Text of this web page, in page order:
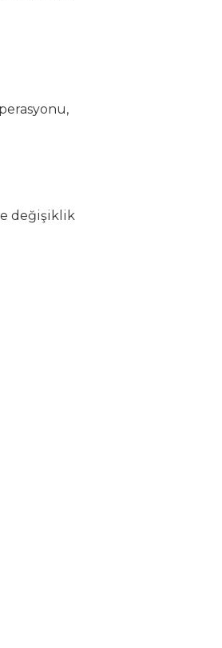
değişiklik